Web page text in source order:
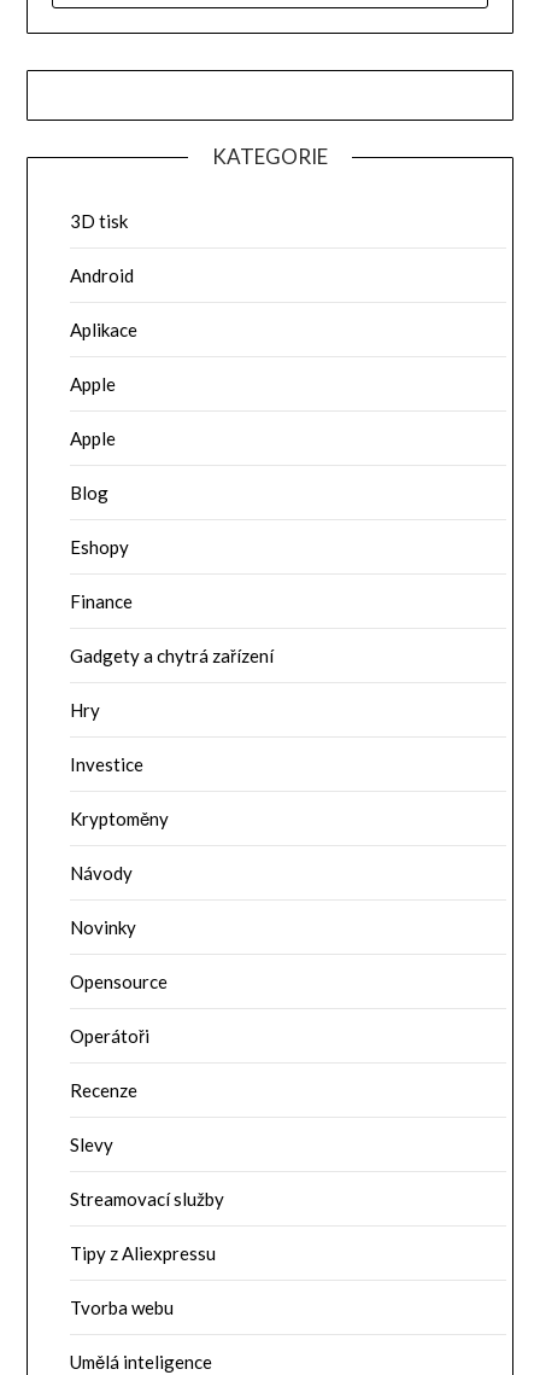
KATEGORIE
3D tisk
Android
Aplikace
Apple
Apple
Blog
Eshopy
Finance
Gadgety a chytrá zařízení
Hry
Investice
Kryptoměny
Návody
Novinky
Opensource
Operátoři
Recenze
Slevy
Streamovací služby
Tipy z Aliexpressu
Tvorba webu
Umělá inteligence